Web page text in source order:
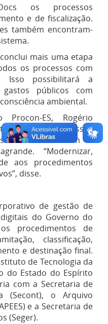
os processos
e de fiscalização.
também encontram-
mais uma etapa
os processos com
Isso possibilitará a
públicos com
ambiental.
ES, Rogério
de processos
firmados com o
“Modernizar,
aos procedimentos
disse.
de gestão de
do Governo do
procedimentos de
classificação,
e destinação final.
de Tecnologia da
do Estado do Espírito
com a Secretaria de
(Secont), o Arquivo
e a Secretaria de
(Seger).